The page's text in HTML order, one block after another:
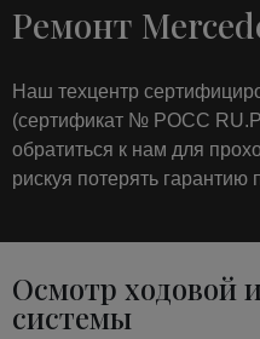
Ремонт
Наш техцентр
(сертификат № РОСС
обратиться к нам для
рискуя потерять гарантию
Осмотр ходовой
системы